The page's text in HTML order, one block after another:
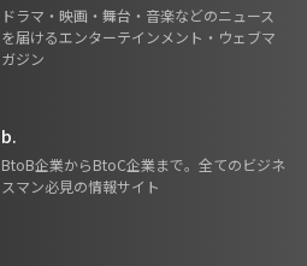
ドラマ・映画・舞台・音楽などのニュース
を届けるエンターテインメント・ウェブマ
ガジン
b.
BtoB企業からBtoC企業まで。全てのビジネ
スマン必見の情報サイト